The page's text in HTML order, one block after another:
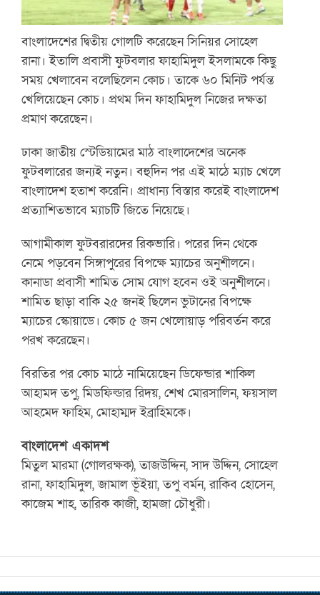
বাংলাদেশের দ্বিতীয় গোলটি করেছেন সিনিয়র সোহেল
রানা। ইতালি প্রবাসী ফুটবলার ফাহামিদুল ইসলামকে কিছু
সময় খেলাবেন বলেছিলেন কোচ। তাকে ৬০ মিনিট পর্যন্ত
খেলিয়েছেন কোচ। প্রথম দিন ফাহামিদুল নিজের দক্ষতা
প্রমাণ করেছেন।
ঢাকা জাতীয় স্টেডিয়ামের মাঠ বাংলাদেশের অনেক
ফুটবলারের জন্যই নতুন। বহুদিন পর এই মাঠে ম্যাচ খেলে
বাংলাদেশ হতাশ করেনি। প্রাধান্য বিস্তার করেই বাংলাদেশ
প্রত্যাশিতভাবে ম্যাচটি জিতে নিয়েছে।
আগামীকাল ফুটবরারদের রিকভারি। পরের দিন থেকে
নেমে পড়বেন সিঙ্গাপুরের বিপক্ষে ম্যাচের অনুশীলনে।
কানাডা প্রবাসী শামিত সোম যোগ হবেন ওই অনুশীলনে।
শামিত ছাড়া বাকি ২৫ জনই ছিলেন ভুটানের বিপক্ষে
ম্যাচের স্কোয়াডে। কোচ ৫ জন খেলোয়াড় পরিবর্তন করে
পরখ করেছেন।
বিরতির পর কোচ মাঠে নামিয়েছেন ডিফেন্ডার শাকিল
আহামদ তপু, মিডফিল্ডার রিদয়, শেখ মোরসালিন, ফয়সাল
আহমেদ ফাহিম, মোহাম্মদ ইব্রাহিমকে।
বাংলাদেশ একাদশ
মিতুল মারমা (গোলরক্ষক), তাজউদ্দিন, সাদ উদ্দিন, সোহেল
রানা, ফাহামিদুল, জামাল ভূঁইয়া, তপু বর্মন, রাকিব হোসেন,
কাজেম শাহ, তারিক কাজী, হামজা চৌধুরী।